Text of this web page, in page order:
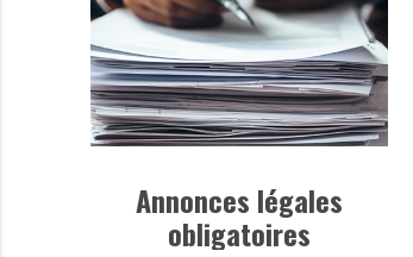
Annonces légales
obligatoires